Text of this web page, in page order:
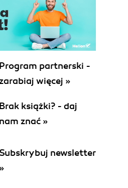
Program partnerski -
więcej »
Brak książki? - daj
nam znać »
Subskrybuj newsletter
»